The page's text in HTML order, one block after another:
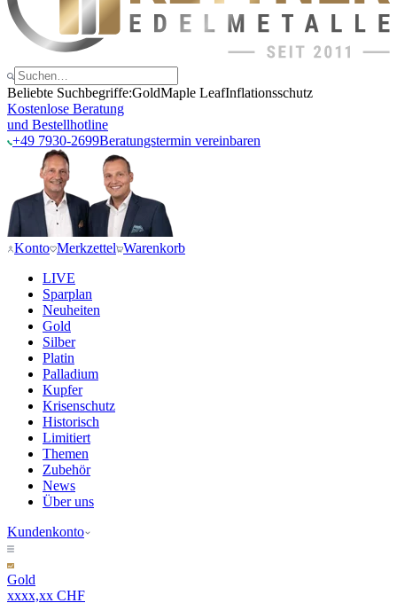
Beliebte Suchbegriffe:GoldMaple LeafInflationsschutz
Kostenlose Beratung
und Bestellhotline
+49 7930-2699Beratungstermin vereinbaren
Konto Merkzettel Warenkorb
LIVE
Sparplan
Neuheiten
Gold
Silber
Platin
Palladium
Kupfer
Krisenschutz
Historisch
Limitiert
Themen
Zubehör
News
Über uns
Kundenkonto
Gold
xxxx,xx CHF